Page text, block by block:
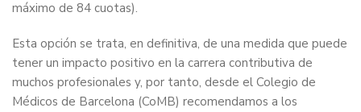
máximo de 84 cuotas).
Esta opción se trata, en definitiva, de una medida que puede
tener un impacto positivo en la carrera contributiva de
muchos profesionales y, por tanto, desde el Colegio de
Médicos de Barcelona (CoMB) recomendamos a los